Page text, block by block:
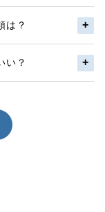
は？
い？